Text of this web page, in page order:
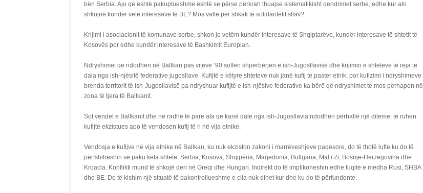
bën Serbia. Ajo që është pakuptueshme është se përse përkrah thuajse sistematikisht qëndrimet serbe, edhe kur ato
shkojnë kundër vetë interesave të BE? Mos vallë për shkak të solidaritetit sllav?
Krijimi i asociacionit të komunave serbe, shkon jo vetëm kundër interesave të Shqiptarëve, kundër interesave të shtetit të
Kosovës por edhe kundër interesave të Bashkimit Europian.
Ndryshimet që ndodhën në Ballkan pas viteve ’90 sollën shpërbërjen e ish-Jugosllavisë dhe krijimin e shteteve të reja të
dala nga ish-njësitë federative jugosllave. Kufijtë e këtyre shteteve nuk janë kufij të pastër etnik, por kufizimi i ndryshimeve
brenda territorit të ish-Jugosllavisë pa ndryshuar kufijtë e ish-njësive federative ka bërë që ndryshimet të mos përhapen në
zona të tjera të Ballkanit.
Sot vendet e Ballkanit dhe në radhë të parë ata që kanë dalë nga ish-Jugosllavia ndodhen përballë një dileme: të ruhen
kufijtë ekzistues apo të vendosen kufij të ri në vija etnike.
Vendosja e kufijve në vija etnike në Ballkan, ku nuk ekziston zakoni i marrëveshjeve paqësore, do të thotë luftë ku do të
përfshiheshin së paku këta shtete: Serbia, Kosova, Shqipëria, Maqedonia, Bullgaria, Mal i Zi, Bosnje-Herzegovina dhe
Kroacia. Konflikti mund të shkojë deri në Greqi dhe Hungari. Indirekt do të implikoheshin edhe fuqitë e mëdha Rusi, SHBA
dhe BE. Do të kishim një situatë të pakontrollueshme e cila nuk dihet kur dhe ku do të përfundonte.